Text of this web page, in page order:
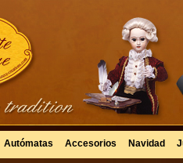
Autómatas Accesorios Navidad